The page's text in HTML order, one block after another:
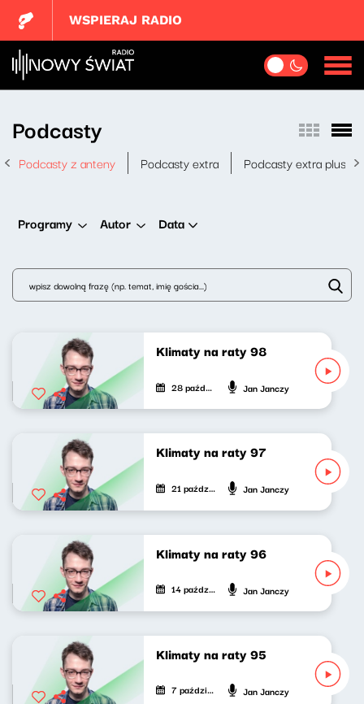
WSPIERAJ RADIO
Podcasty
Podcasty z anteny Podcasty extra Podcasty extra plus
Programy Autor Data
Klimaty na raty 98
28 października 2022 Jan Janczy
Klimaty na raty 97
21 października 2022 Jan Janczy
Klimaty na raty 96
14 października 2022 Jan Janczy
Klimaty na raty 95
7 października 2022 Jan Janczy